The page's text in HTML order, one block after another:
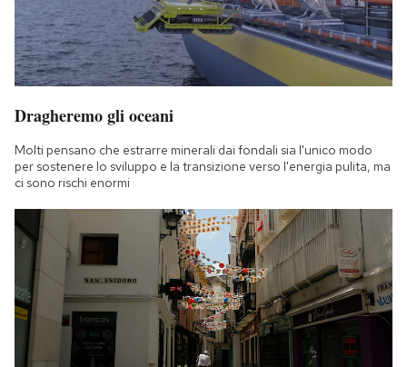
Dragheremo gli oceani
Molti pensano che estrarre minerali dai fondali sia l'unico modo
per sostenere lo sviluppo e la transizione verso l'energia pulita, ma
ci sono rischi enormi